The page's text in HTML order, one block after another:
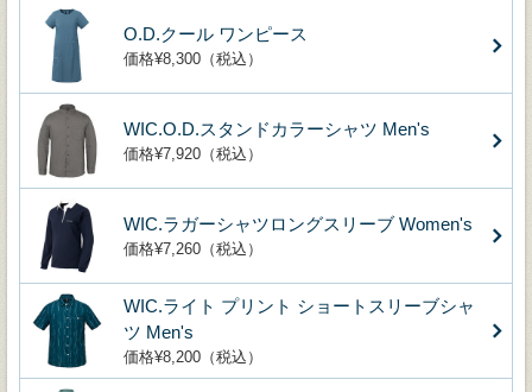
O.D.クール ワンピース
価格¥8,300（税込）
WIC.O.D.スタンドカラーシャツ Men's
価格¥7,920（税込）
WIC.ラガーシャツロングスリーブ Women's
価格¥7,260（税込）
WIC.ライト プリント ショートスリーブシャ
ツ Men's
価格¥8,200（税込）